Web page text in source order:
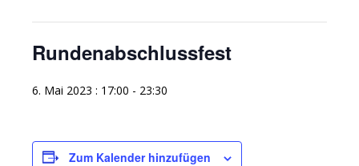
Rundenabschlussfest
6. Mai 2023 : 17:00 - 23:30
Zum Kalender hinzufügen